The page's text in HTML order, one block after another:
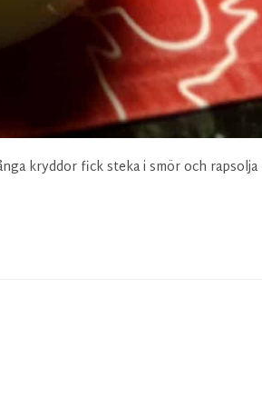
kryddor fick steka i smör och rapsolja